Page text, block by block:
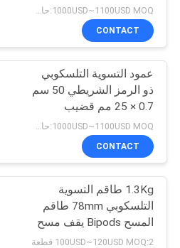
عمود
ألياف الكربون
11
53
قضيب
CONTACT
عمود التسوية التلسكوبي
ذو الرمز الشريطي 50 سم
0.7 × 25 مم قضيب
المستوى الرقمي
CONTACT
1.3Kg طاقم التسوية
التلسكوبي 78mm طاقم
المسح Bipods يقف مسح
القياس عصا
100USD~120USD MOQ:2 قطعة